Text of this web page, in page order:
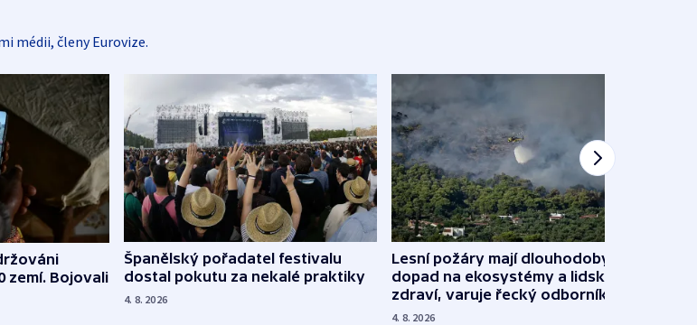
médii, členy Eurovize.
zemí. Bojovali
Španělský pořadatel festivalu
dostal pokutu za nekalé praktiky
4. 8. 2026
Lesní požáry mají dlouhodobý
dopad na ekosystémy a lidské
zdraví, varuje řecký odborník
4. 8. 2026